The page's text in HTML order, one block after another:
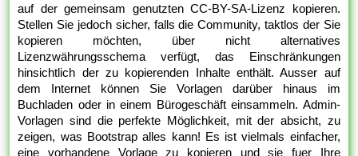
auf der gemeinsam genutzten CC-BY-SA-Lizenz kopieren.
Stellen Sie jedoch sicher, falls die Community, taktlos der Sie
kopieren möchten, über nicht alternatives
Lizenzwährungsschema verfügt, das Einschränkungen
hinsichtlich der zu kopierenden Inhalte enthält. Ausser auf
dem Internet können Sie Vorlagen darüber hinaus im
Buchladen oder in einem Bürogeschäft einsammeln. Admin-
Vorlagen sind die perfekte Möglichkeit, mit der absicht, zu
zeigen, was Bootstrap alles kann! Es ist vielmals einfacher,
eine vorhandene Vorlage zu kopieren und sie fuer Ihre